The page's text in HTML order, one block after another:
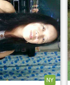
NY